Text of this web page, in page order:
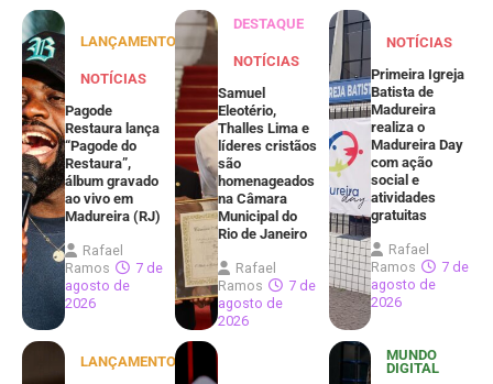
LANÇAMENTOS
NOTÍCIAS
Pagode
Restaura lança
“Pagode do
Restaura”,
álbum gravado
ao vivo em
Madureira (RJ)
Rafael
Ramos
7 de
agosto de
2026
DESTAQUE
NOTÍCIAS
Samuel
Eleotério,
Thalles Lima e
líderes cristãos
são
homenageados
na Câmara
Municipal do
Rio de Janeiro
Rafael
Ramos
7 de
agosto de
2026
NOTÍCIAS
Primeira Igreja
Batista de
Madureira
realiza o
Madureira Day
com ação
social e
atividades
gratuitas
Rafael
Ramos
7 de
agosto de
2026
LANÇAMENTOS
MUNDO
DIGITAL